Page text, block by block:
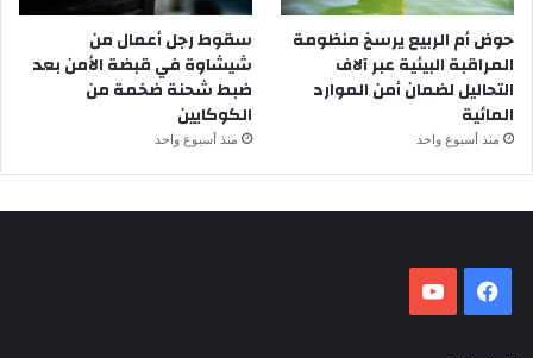
حوض أم الربيع يرسخ منظومة
المراقبة البيئية عبر آلاف
التحاليل لضمان أمن الموارد
المائية
منذ أسبوع واحد
سقوط رجل أعمال من
شيشاوة في قبضة الأمن بعد
ضبط شحنة ضخمة من
الكوكايين
منذ أسبوع واحد
فيسبوك